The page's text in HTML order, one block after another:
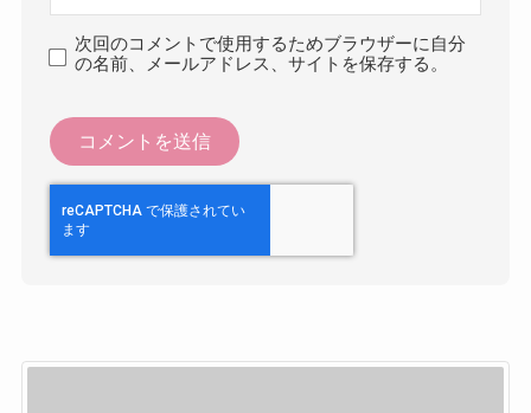
次回のコメントで使用するためブラウザーに自分
の名前、メールアドレス、サイトを保存する。